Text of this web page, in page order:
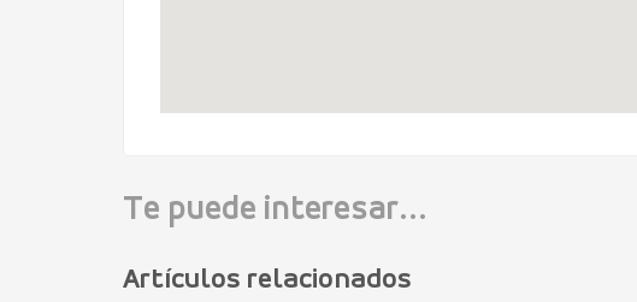
Te puede interesar...
Artículos relacionados